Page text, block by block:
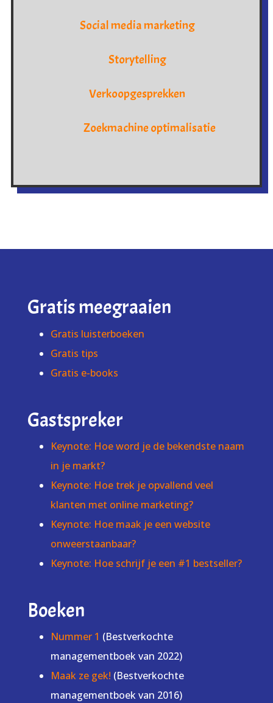
Social media marketing
Storytelling
Verkoopgesprekken
Zoekmachine optimalisatie
Gratis meegraaien
Gratis luisterboeken
Gratis tips
Gratis e-books
Gastspreker
Keynote: Hoe word je de bekendste naam
in je markt?
Keynote: Hoe trek je opvallend veel
klanten met online marketing?
Keynote: Hoe maak je een website
onweerstaanbaar?
Keynote: Hoe schrijf je een #1 bestseller?
Boeken
Nummer 1 (Bestverkochte
managementboek van 2022)
Maak ze gek! (Bestverkochte
managementboek van 2016)